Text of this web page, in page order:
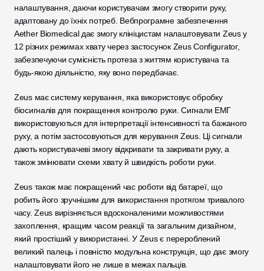
налаштування, даючи користувачам змогу створити руку,
адаптовану до їхніх потреб. Вебпрограмне забезпечення
Aether Biomedical дає змогу клініцистам налаштовувати Zeus у
12 різних режимах хвату через застосунок Zeus Configurator,
забезпечуючи сумісність протеза з життям користувача та
будь-якою діяльністю, яку воно передбачає.
Zeus має систему керування, яка використовує обробку
біосигналів для покращення контролю руки. Сигнали ЕМГ
використовуються для інтерпретації інтенсивності та бажаного
руху, а потім застосовуються для керування Zeus. Ці сигнали
дають користувачеві змогу відкривати та закривати руку, а
також змінювати схеми хвату й швидкість роботи руки.
Zeus також має покращений час роботи від батареї, що
робить його зручнішим для використання протягом тривалого
часу. Zeus вирізняється вдосконаленими можливостями
захоплення, кращим часом реакції та загальним дизайном,
який простіший у використанні. У Zeus є перероблений
великий палець і повністю модульна конструкція, що дає змогу
налаштовувати його не лише в межах пальців.